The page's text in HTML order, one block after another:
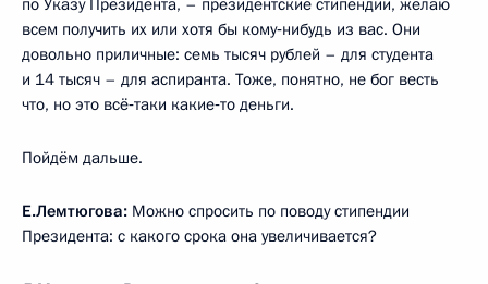
по Указу Президента, – президентские стипендии, желаю
всем получить их или хотя бы кому‑нибудь из вас. Они
довольно приличные: семь тысяч рублей – для студента
и 14 тысяч – для аспиранта. Тоже, понятно, не бог весть
что, но это всё‑таки какие‑то деньги.
Пойдём дальше.
Е.Лемтюгова: Можно спросить по поводу стипендии
Президента: с какого срока она увеличивается?